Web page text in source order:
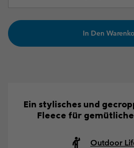
In Den
Ein stylisches und
Fleece für
Outdoor